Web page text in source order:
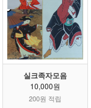
실크족자모음
10,000원
200원 적립